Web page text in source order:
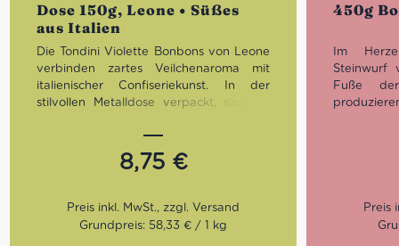
Dose 150g, Leone • Süßes
aus Italien
Die Tondini Violette Bonbons von Leone
verbinden zartes Veilchenaroma mit
italienischer Confiseriekunst. In der
stilvollen Metalldose verpackt, sind sie
oder als charmantes Geschenk –
hergestellt von Leone, der
Traditionsmarke aus Turin seit 1857.
8,75 €
Grundpreis: 58,33 € / 1 kg
450g
Im
Steinwurf
Fuße
deren
in Italy
einer
Auswahl